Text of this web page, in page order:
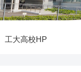
工大高校HP